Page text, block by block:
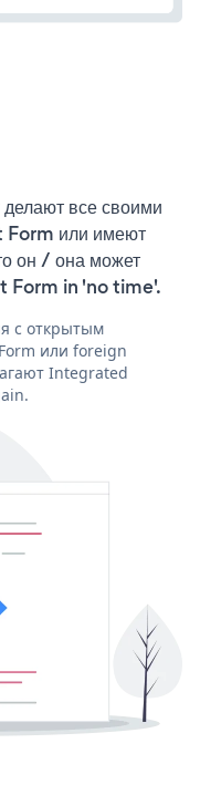
все своими
или имеют
он / она может
Form in 'no time'.
с открытым
или foreign
Integrated